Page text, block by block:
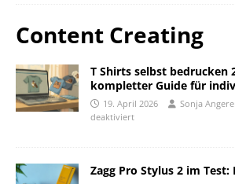
Content Creating
T Shirts selbst bedrucken
kompletter Guide für
19. April 2026 Sonja
deaktiviert
Zagg Pro Stylus 2 im